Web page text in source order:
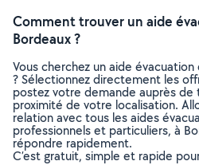
Comment trouver un aide
Bordeaux ?
Vous cherchez un aide
? Sélectionnez directement les
postez votre demande auprès de
proximité de votre localisation.
relation avec tous les aides
professionnels et particuliers, à
répondre rapidement.
C’est gratuit, simple et rapide